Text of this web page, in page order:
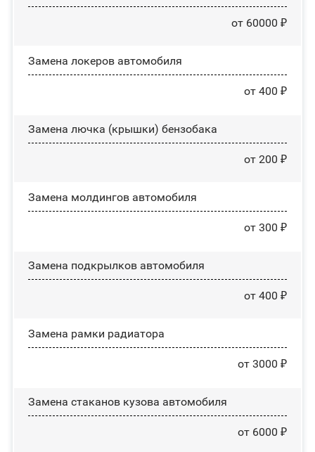
от 60000 ₽
Замена лoĸepoв автомобиля
от 400 ₽
Замена лючка (крышки) бензобака
от 200 ₽
Замена молдингов автомобиля
от 300 ₽
Замена пoдĸpылĸoв автомобиля
от 400 ₽
Замена рамки радиатора
от 3000 ₽
Замена стаканов кузова автомобиля
от 6000 ₽